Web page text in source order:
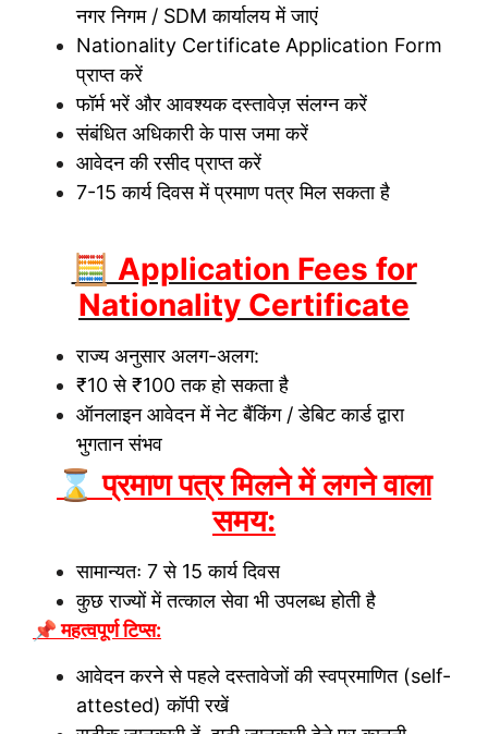
नगर निगम / SDM कार्यालय में जाएं
Nationality Certificate Application Form
प्राप्त करें
फॉर्म भरें और आवश्यक दस्तावेज़ संलग्न करें
संबंधित अधिकारी के पास जमा करें
आवेदन की रसीद प्राप्त करें
7-15 कार्य दिवस में प्रमाण पत्र मिल सकता है
🧮 Application Fees for
Nationality Certificate
राज्य अनुसार अलग-अलग:
₹10 से ₹100 तक हो सकता है
ऑनलाइन आवेदन में नेट बैंकिंग / डेबिट कार्ड द्वारा
भुगतान संभव
⌛ प्रमाण पत्र मिलने में लगने वाला
समय:
सामान्यतः 7 से 15 कार्य दिवस
कुछ राज्यों में तत्काल सेवा भी उपलब्ध होती है
📌 महत्वपूर्ण टिप्स:
आवेदन करने से पहले दस्तावेजों की स्वप्रमाणित (self-
attested) कॉपी रखें